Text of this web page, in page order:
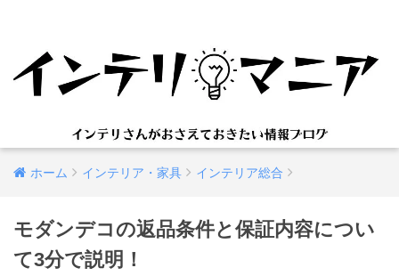
ホーム インテリア・家具 インテリア総合
モダンデコの返品条件と保証内容につい
て3分で説明！